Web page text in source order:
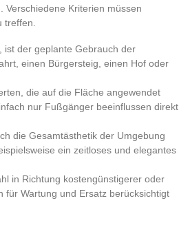
Verschiedene Kriterien müssen
ist der geplante Gebrauch der
einen Bürgersteig, einen Hof oder
die auf die Fläche angewendet
nur Fußgänger beeinflussen direkt
die Gesamtästhetik der Umgebung
ein zeitloses und elegantes
in Richtung kostengünstigerer oder
für Wartung und Ersatz berücksichtigt